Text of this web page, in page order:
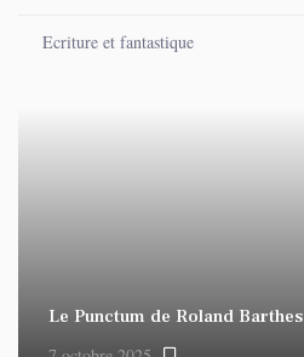
Ecriture et fantastique
Le Punctum de Roland Barthes